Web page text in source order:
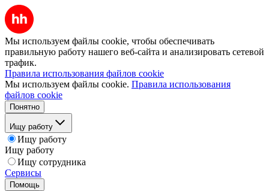
Мы используем файлы cookie, чтобы обеспечивать
правильную работу нашего веб-сайта и анализировать сетевой
трафик.
Правила использования файлов cookie
Мы используем файлы cookie. Правила использования
файлов cookie
Понятно
Ищу работу
Ищу работу
Ищу работу
Ищу сотрудника
Сервисы
Помощь